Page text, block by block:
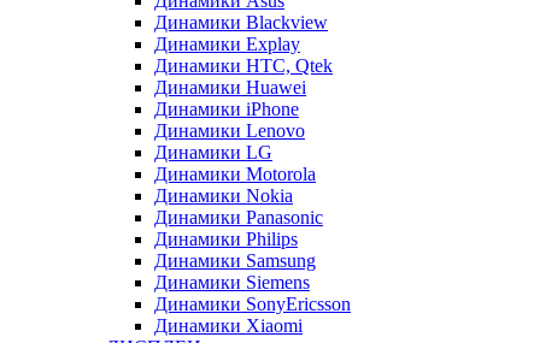
Динамики Blackview
Динамики Explay
Динамики HTC, Qtek
Динамики Huawei
Динамики iPhone
Динамики Lenovo
Динамики LG
Динамики Motorola
Динамики Nokia
Динамики Panasonic
Динамики Philips
Динамики Samsung
Динамики Siemens
Динамики SonyEricsson
Динамики Xiaomi